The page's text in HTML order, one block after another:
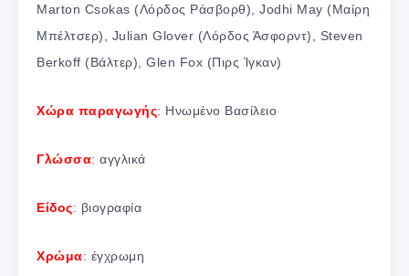
Marton Csokas (Λόρδος Ράσβορθ), Jodhi May (Μαίρη
Μπέλτσερ), Julian Glover (Λόρδος Άσφορντ), Steven
Berkoff (Βάλτερ), Glen Fox (Πιρς Ίγκαν)
Χώρα παραγωγής: Ηνωμένο Βασίλειο
Γλώσσα: αγγλικά
Είδος: βιογραφία
Χρώμα: έγχρωμη